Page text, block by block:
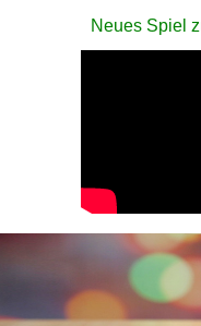
Neues Spiel